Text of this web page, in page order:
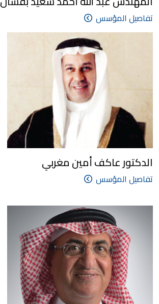
تفاصيل المؤسس
الدكتور عاكف أمين مغربي
تفاصيل المؤسس